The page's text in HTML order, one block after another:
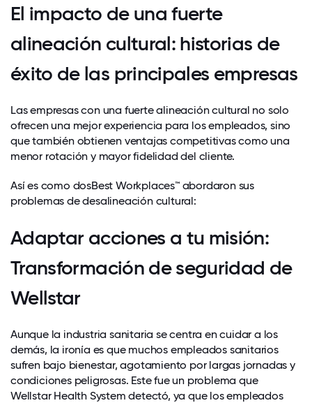
El impacto de una fuerte
alineación cultural: historias de
éxito de las principales empresas
Las empresas con una fuerte alineación cultural no solo
ofrecen una mejor experiencia para los empleados, sino
que también obtienen ventajas competitivas como una
menor rotación y mayor fidelidad del cliente.
Así es como dosBest Workplaces™ abordaron sus
problemas de desalineación cultural:
Adaptar acciones a tu misión:
Transformación de seguridad de
Wellstar
Aunque la industria sanitaria se centra en cuidar a los
demás, la ironía es que muchos empleados sanitarios
sufren bajo bienestar, agotamiento por largas jornadas y
condiciones peligrosas. Este fue un problema que
Wellstar Health System detectó, ya que los empleados